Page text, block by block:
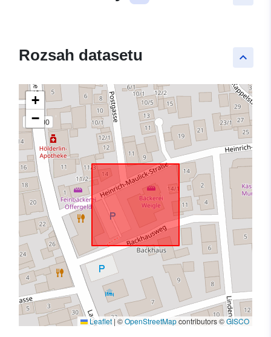
keyboard_arrow_up
Rozsah datasetu
+
−
Leaflet | ©OpenStreetMapcontributors ©GISCO